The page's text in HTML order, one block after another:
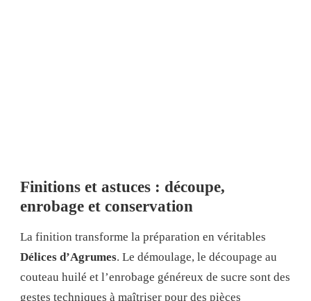
Finitions et astuces : découpe,
enrobage et conservation
La finition transforme la préparation en véritables
Délices d’Agrumes. Le démoulage, le découpage au
couteau huilé et l’enrobage généreux de sucre sont des
gestes techniques à maîtriser pour des pièces